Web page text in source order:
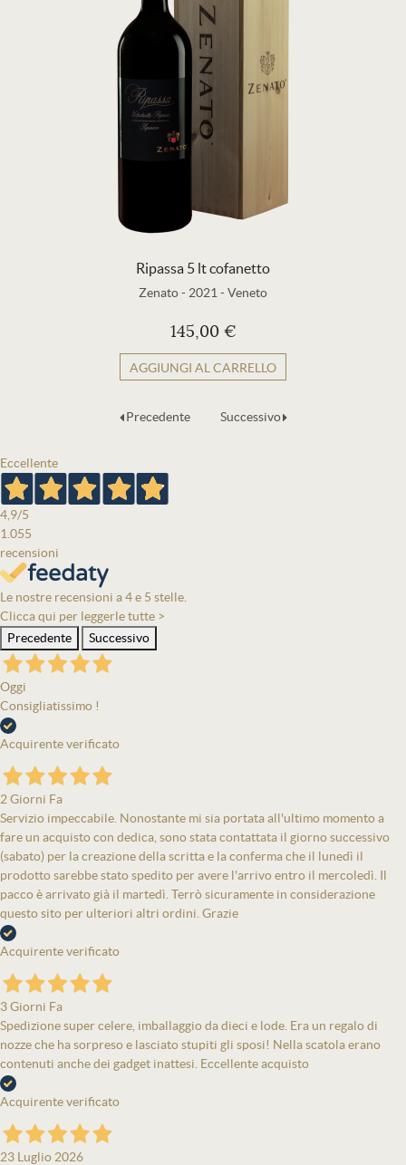
Ripassa 5 lt cofanetto
Zenato- 2021 -Veneto
145,00 €
AGGIUNGI AL CARRELLO
Precedente Successivo
Eccellente
4,9/5
1.055
recensioni
Le nostre recensioni a 4 e 5 stelle.
Clicca qui per leggerle tutte >
Precedente
Successivo
Oggi
Consigliatissimo !
Acquirente verificato
2 Giorni Fa
Servizio impeccabile. Nonostante mi sia portata all'ultimo momento a
fare un acquisto con dedica, sono stata contattata il giorno successivo
(sabato) per la creazione della scritta e la conferma che il lunedì il
prodotto sarebbe stato spedito per avere l'arrivo entro il mercoledì. Il
pacco è arrivato già il martedì. Terrò sicuramente in considerazione
questo sito per ulteriori altri ordini. Grazie
Acquirente verificato
3 Giorni Fa
Spedizione super celere, imballaggio da dieci e lode. Era un regalo di
nozze che ha sorpreso e lasciato stupiti gli sposi! Nella scatola erano
contenuti anche dei gadget inattesi. Eccellente acquisto
Acquirente verificato
23 Luglio 2026